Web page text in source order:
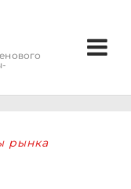
рынка